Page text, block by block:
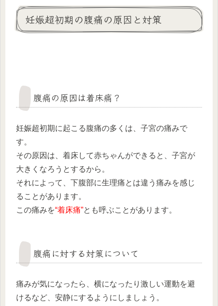
妊娠超初期の腹痛の原因と対策
腹痛の原因は着床痛？
妊娠超初期に起こる腹痛の多くは、子宮の痛みで
す。
その原因は、着床して赤ちゃんができると、子宮が
大きくなろうとするから。
それによって、下腹部に生理痛とは違う痛みを感じ
ることがあります。
この痛みを“着床痛”とも呼ぶことがあります。
腹痛に対する対策について
痛みが気になったら、横になったり激しい運動を避
けるなど、安静にするようにしましょう。